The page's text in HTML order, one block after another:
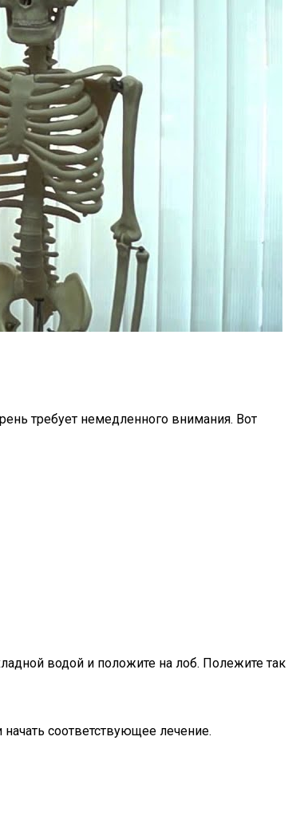
требует немедленного внимания. Вот
водой и положите на лоб. Полежите так
соответствующее лечение.